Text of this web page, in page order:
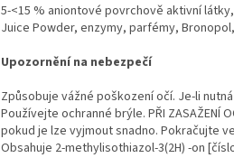
5-<15 % aniontové povrchově aktivní
Juice Powder, enzymy, parfémy,
Upozornění na nebezpečí
Způsobuje vážné poškození očí. Je-li
Používejte ochranné brýle. PŘI
pokud je lze vyjmout snadno. Pokračujte
Obsahuje 2-methylisothiazol-3(2H) -on